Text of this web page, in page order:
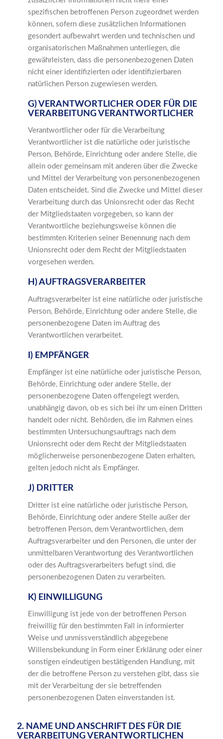
spezifischen betroffenen Person zugeordnet werden
können, sofern diese zusätzlichen Informationen
gesondert aufbewahrt werden und technischen und
organisatorischen Maßnahmen unterliegen, die
gewährleisten, dass die personenbezogenen Daten
nicht einer identifizierten oder identifizierbaren
natürlichen Person zugewiesen werden.
G) VERANTWORTLICHER ODER FÜR DIE
VERARBEITUNG VERANTWORTLICHER
Verantwortlicher oder für die Verarbeitung
Verantwortlicher ist die natürliche oder juristische
Person, Behörde, Einrichtung oder andere Stelle, die
allein oder gemeinsam mit anderen über die Zwecke
und Mittel der Verarbeitung von personenbezogenen
Daten entscheidet. Sind die Zwecke und Mittel dieser
Verarbeitung durch das Unionsrecht oder das Recht
der Mitgliedstaaten vorgegeben, so kann der
Verantwortliche beziehungsweise können die
bestimmten Kriterien seiner Benennung nach dem
Unionsrecht oder dem Recht der Mitgliedstaaten
vorgesehen werden.
H) AUFTRAGSVERARBEITER
Auftragsverarbeiter ist eine natürliche oder juristische
Person, Behörde, Einrichtung oder andere Stelle, die
personenbezogene Daten im Auftrag des
Verantwortlichen verarbeitet.
I) EMPFÄNGER
Empfänger ist eine natürliche oder juristische Person,
Behörde, Einrichtung oder andere Stelle, der
personenbezogene Daten offengelegt werden,
unabhängig davon, ob es sich bei ihr um einen Dritten
handelt oder nicht. Behörden, die im Rahmen eines
bestimmten Untersuchungsauftrags nach dem
Unionsrecht oder dem Recht der Mitgliedstaaten
möglicherweise personenbezogene Daten erhalten,
gelten jedoch nicht als Empfänger.
J) DRITTER
Dritter ist eine natürliche oder juristische Person,
Behörde, Einrichtung oder andere Stelle außer der
betroffenen Person, dem Verantwortlichen, dem
Auftragsverarbeiter und den Personen, die unter der
unmittelbaren Verantwortung des Verantwortlichen
oder des Auftragsverarbeiters befugt sind, die
personenbezogenen Daten zu verarbeiten.
K) EINWILLIGUNG
Einwilligung ist jede von der betroffenen Person
freiwillig für den bestimmten Fall in informierter
Weise und unmissverständlich abgegebene
Willensbekundung in Form einer Erklärung oder einer
sonstigen eindeutigen bestätigenden Handlung, mit
der die betroffene Person zu verstehen gibt, dass sie
mit der Verarbeitung der sie betreffenden
personenbezogenen Daten einverstanden ist.
2. NAME UND ANSCHRIFT DES FÜR DIE
VERARBEITUNG VERANTWORTLICHEN